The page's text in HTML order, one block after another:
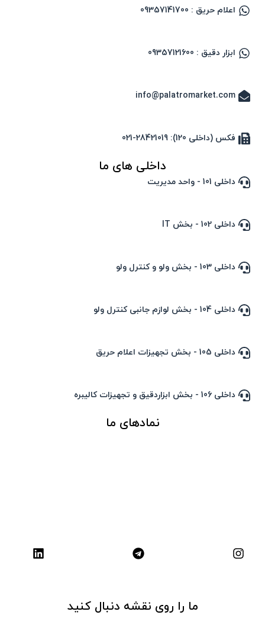
اعلام حریق : 09357141700
ابزار دقیق : 09357121600
info@palatromarket.com
فکس (داخلی 120): 28421019-021
داخلی های ما
داخلی 101 - واحد مدیریت
داخلی 102 - بخش IT
داخلی 103 - بخش ولو و کنترل ولو
داخلی 104 - بخش لوازم جانبی کنترل ولو
داخلی 105 - بخش تجهیزات اعلام حریق
داخلی 106 - بخش ابزاردقیق و تجهیزات کالیبره
نمادهای ما
ما را روی نقشه دنبال کنید